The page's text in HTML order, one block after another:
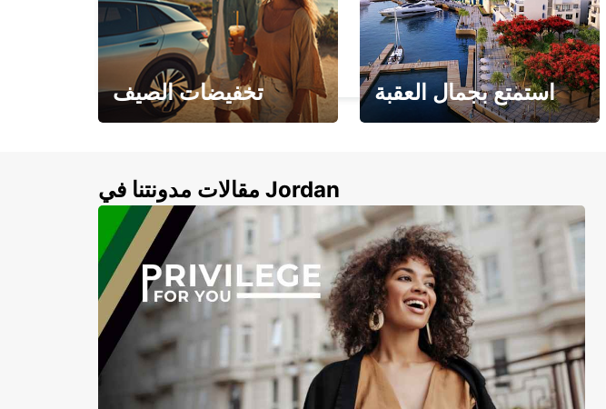
PINETOWN
PINETOWN - SOUTH AFRICA
تخفيضات الصيف استمتع بجمال العقبة
مقالات مدونتنا في Jordan